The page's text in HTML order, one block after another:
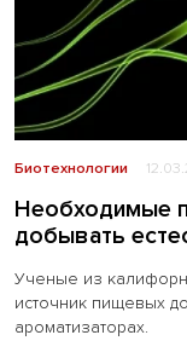
Биотехнологии
Необходимые
добывать
Ученые из
источник пищевых
ароматизаторах.